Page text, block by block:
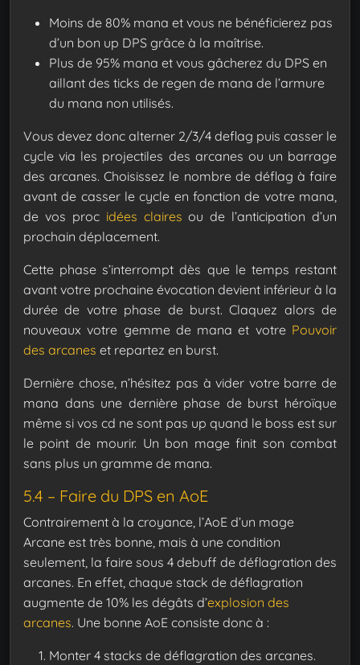
Moins de 80% mana et vous ne bénéficierez pas
d’un bon up DPS grâce à la maîtrise.
Plus de 95% mana et vous gâcherez du DPS en
aillant des ticks de regen de mana de l’armure
du mana non utilisés.
Vous devez donc alterner 2/3/4 deflag puis casser le
cycle via les projectiles des arcanes ou un barrage
des arcanes. Choisissez le nombre de déflag à faire
avant de casser le cycle en fonction de votre mana,
de vos proc idées claires ou de l’anticipation d’un
prochain déplacement.
Cette phase s’interrompt dès que le temps restant
avant votre prochaine évocation devient inférieur à la
durée de votre phase de burst. Claquez alors de
nouveaux votre gemme de mana et votre Pouvoir
des arcanes et repartez en burst.
Dernière chose, n’hésitez pas à vider votre barre de
mana dans une dernière phase de burst héroïque
même si vos cd ne sont pas up quand le boss est sur
le point de mourir. Un bon mage finit son combat
sans plus un gramme de mana.
5.4 – Faire du DPS en AoE
Contrairement à la croyance, l’AoE d’un mage
Arcane est très bonne, mais à une condition
seulement, la faire sous 4 debuff de déflagration des
arcanes. En effet, chaque stack de déflagration
augmente de 10% les dégâts d’explosion des
arcanes. Une bonne AoE consiste donc à :
Monter 4 stacks de déflagration des arcanes.